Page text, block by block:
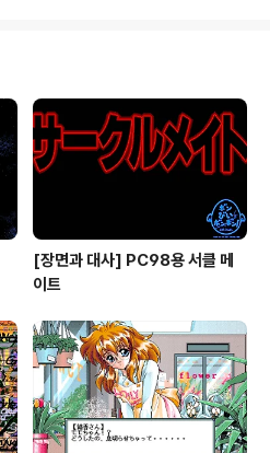
과 카드 배틀을
까지 간 모습 ) 그런
전 글에서 언급했
음모가 묘사되어
보여 줄 수는 없지만
르는 부..
[장면과 대사] PC98용 서클 메
이트